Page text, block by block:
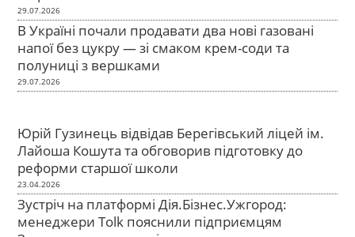
29.07.2026
В Україні почали продавати два нові газовані
напої без цукру — зі смаком крем-соди та
полуниці з вершками
29.07.2026
Юрій Гузинець відвідав Берегівський ліцей ім.
Лайоша Кошута та обговорив підготовку до
реформи старшої школи
23.04.2026
Зустріч на платформі Дія.Бізнес.Ужгород:
менеджери Tolk пояснили підприємцям